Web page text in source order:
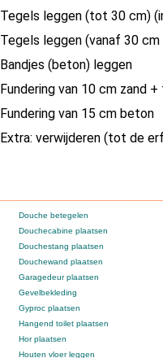
Tegels leggen (tot 30 cm)
Tegels leggen (vanaf 30
Bandjes (beton) leggen
Fundering van 10 cm zand
Fundering van 15 cm beton
Extra: verwijderen (tot de
Douche betegelen
Douchecabine plaatsen
Douchestang plaatsen
Douchewand plaatsen
Garagedeur plaatsen
Gevelbekleding
Gyproc plaatsen
Hangend toilet plaatsen
Hor plaatsen
Houten vloer leggen